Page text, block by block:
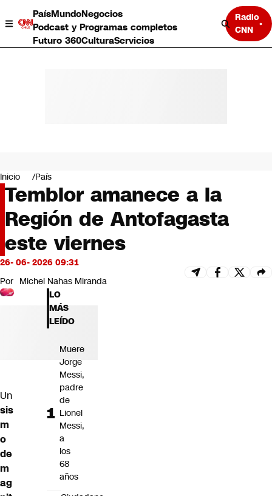
PaísMundoNegocios
Podcast y Programas completos
Futuro 360CulturaServicios
Radio
CNN
Negocios
Deportes
Programas completos
Cultura
Servicios
Bits
CNN tiempo
Futuro 360
Opinión
Inicio País
Temblor amanece a la
Región de Antofagasta
este viernes
26- 06- 2026 09:31
Por Michel Nahas Miranda
Un
sis
m
o
de
m
ag
LO
MÁS
LEÍDO
Muere
Jorge
Messi,
padre
de
Lionel
Messi,
a
los
68
años